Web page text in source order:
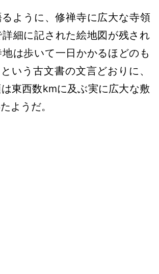
ように、修禅寺に広大な寺領
細に記された絵地図が残され
は歩いて一日かかるほどのも
いう古文書の文言どおりに、
東西数kmに及ぶ実に広大な敷
ようだ。